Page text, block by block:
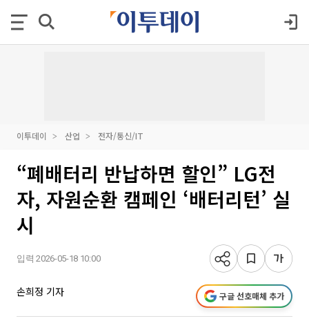
이투데이 산업 전자/통신/IT
“폐배터리 반납하면 할인” LG전
자, 자원순환 캠페인 ‘배터리턴’ 실
시
입력 2026-05-18 10:00
손희정 기자 구글 선호매체 추가